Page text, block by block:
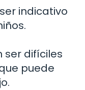
indicativo
ser difíciles
puede